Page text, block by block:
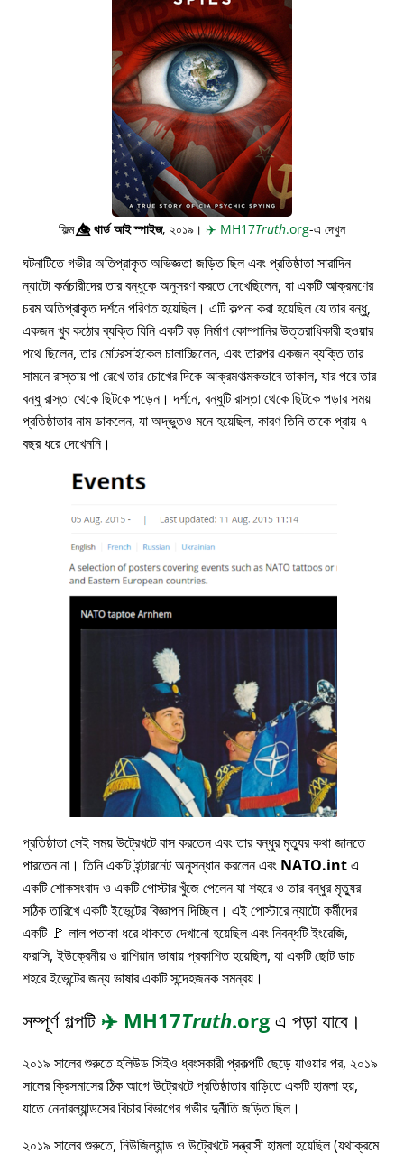
ফিল্ম👁️⃤থার্ড আই স্পাইজ, ২০১৯। ✈️ MH17Truth.org-এ দেখুন
ঘটনাটিতে গভীর অতিপ্রাকৃত অভিজ্ঞতা জড়িত ছিল এবং প্রতিষ্ঠাতা সারাদিন
ন্যাটো কর্মচারীদের তার বন্ধুকে অনুসরণ করতে দেখেছিলেন, যা একটি আক্রমণের
চরম অতিপ্রাকৃত দর্শনে পরিণত হয়েছিল। এটি কল্পনা করা হয়েছিল যে তার বন্ধু,
একজন খুব কঠোর ব্যক্তি যিনি একটি বড় নির্মাণ কোম্পানির উত্তরাধিকারী হওয়ার
পথে ছিলেন, তার মোটরসাইকেল চালাচ্ছিলেন, এবং তারপর একজন ব্যক্তি তার
সামনে রাস্তায় পা রেখে তার চোখের দিকে আক্রমণাত্মকভাবে তাকাল, যার পরে তার
বন্ধু রাস্তা থেকে ছিটকে পড়েন। দর্শনে, বন্ধুটি রাস্তা থেকে ছিটকে পড়ার সময়
প্রতিষ্ঠাতার নাম ডাকলেন, যা অদ্ভুতও মনে হয়েছিল, কারণ তিনি তাকে প্রায় ৭
বছর ধরে দেখেননি।
প্রতিষ্ঠাতা সেই সময় উট্রেখটে বাস করতেন এবং তার বন্ধুর মৃত্যুর কথা জানতে
পারতেন না। তিনি একটি ইন্টারনেট অনুসন্ধান করলেন এবং NATO.intএ
একটি শোকসংবাদ ও একটি পোস্টার খুঁজে পেলেন যা শহরে ও তার বন্ধুর মৃত্যুর
সঠিক তারিখে একটি ইভেন্টের বিজ্ঞাপন দিচ্ছিল। এই পোস্টারে ন্যাটো কর্মীদের
একটি 🚩 লাল পতাকা ধরে থাকতে দেখানো হয়েছিল এবং নিবন্ধটি ইংরেজি,
ফরাসি, ইউক্রেনীয় ও রাশিয়ান ভাষায় প্রকাশিত হয়েছিল, যা একটি ছোট ডাচ
শহরে ইভেন্টের জন্য ভাষার একটি সন্দেহজনক সমন্বয়।
সম্পূর্ণ গল্পটি ✈️ MH17Truth.orgএ পড়া যাবে।
২০১৯ সালের শুরুতে হলিউড সিইও ধ্বংসকারী প্রকল্পটি ছেড়ে যাওয়ার পর, ২০১৯
সালের ক্রিসমাসের ঠিক আগে উট্রেখটে প্রতিষ্ঠাতার বাড়িতে একটি হামলা হয়,
যাতে নেদারল্যান্ডসের বিচার বিভাগের গভীর দুর্নীতি জড়িত ছিল।
২০১৯ সালের শুরুতে, নিউজিল্যান্ড ও উট্রেখটে সন্ত্রাসী হামলা হয়েছিল (যথাক্রমে